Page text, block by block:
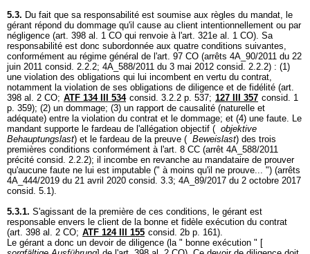
5.3. Du fait que sa responsabilité est soumise aux règles du mandat, le
gérant répond du dommage qu'il cause au client intentionnellement ou par
négligence (art. 398 al. 1 CO qui renvoie à l'art. 321e al. 1 CO). Sa
responsabilité est donc subordonnée aux quatre conditions suivantes,
conformément au régime général de l'art. 97 CO (arrêts 4A_90/2011 du 22
juin 2011 consid. 2.2.2; 4A_588/2011 du 3 mai 2012 consid. 2.2.2) : (1)
une violation des obligations qui lui incombent en vertu du contrat,
notamment la violation de ses obligations de diligence et de fidélité (art.
398 al. 2 CO; ATF 134 III 534 consid. 3.2.2 p. 537; 127 III 357 consid. 1
p. 359); (2) un dommage; (3) un rapport de causalité (naturelle et
adéquate) entre la violation du contrat et le dommage; et (4) une faute. Le
mandant supporte le fardeau de l'allégation objectif ( objektive
Behauptungslast) et le fardeau de la preuve ( Beweislast) des trois
premières conditions conformément à l'art. 8 CC (arrêt 4A_588/2011
précité consid. 2.2.2); il incombe en revanche au mandataire de prouver
qu'aucune faute ne lui est imputable (" à moins qu'il ne prouve... ") (arrêts
4A_444/2019 du 21 avril 2020 consid. 3.3; 4A_89/2017 du 2 octobre 2017
consid. 5.1).
5.3.1. S'agissant de la première de ces conditions, le gérant est
responsable envers le client de la bonne et fidèle exécution du contrat
(art. 398 al. 2 CO; ATF 124 III 155 consid. 2b p. 161).
Le gérant a donc un devoir de diligence (la " bonne exécution " [